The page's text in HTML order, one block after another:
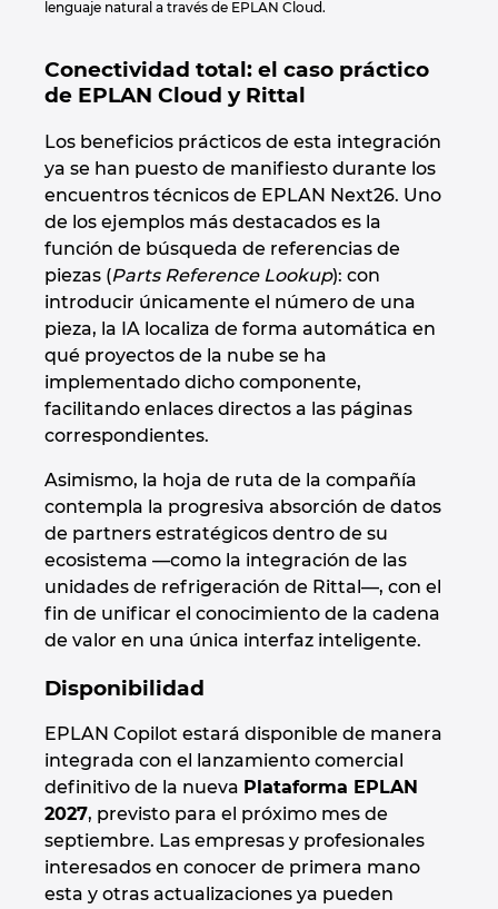
lenguaje natural a través de EPLAN Cloud.
Conectividad total: el caso práctico
de EPLAN Cloud y Rittal
Los beneficios prácticos de esta integración
ya se han puesto de manifiesto durante los
encuentros técnicos de EPLAN Next26. Uno
de los ejemplos más destacados es la
función de búsqueda de referencias de
piezas (Parts Reference Lookup): con
introducir únicamente el número de una
pieza, la IA localiza de forma automática en
qué proyectos de la nube se ha
implementado dicho componente,
facilitando enlaces directos a las páginas
correspondientes.
Asimismo, la hoja de ruta de la compañía
contempla la progresiva absorción de datos
de partners estratégicos dentro de su
ecosistema —como la integración de las
unidades de refrigeración de Rittal—, con el
fin de unificar el conocimiento de la cadena
de valor en una única interfaz inteligente.
Disponibilidad
EPLAN Copilot estará disponible de manera
integrada con el lanzamiento comercial
definitivo de la nueva Plataforma EPLAN
2027, previsto para el próximo mes de
septiembre. Las empresas y profesionales
interesados en conocer de primera mano
esta y otras actualizaciones ya pueden